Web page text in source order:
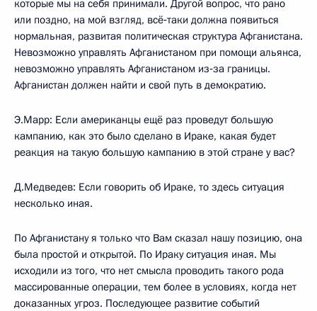
которые мы на себя принимали. Другой вопрос, что рано
или поздно, на мой взгляд, всё‑таки должна появиться
нормальная, развитая политическая структура Афганистана.
Невозможно управлять Афганистаном при помощи альянса,
невозможно управлять Афганистаном из‑за границы.
Афганистан должен найти и свой путь в демократию.
Э.Марр: Если американцы ещё раз проведут большую
кампанию, как это было сделано в Ираке, какая будет
реакция на такую большую кампанию в этой стране у вас?
Д.Медведев: Если говорить об Ираке, то здесь ситуация
несколько иная.
По Афганистану я только что Вам сказал нашу позицию, она
была простой и открытой. По Ираку ситуация иная. Мы
исходили из того, что нет смысла проводить такого рода
массированные операции, тем более в условиях, когда нет
доказанных угроз. Последующее развитие событий